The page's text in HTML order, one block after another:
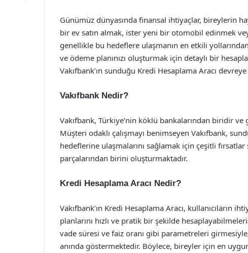
Günümüz dünyasında finansal ihtiyaçlar, bireylerin
bir ev satın almak, ister yeni bir otomobil edinmek
genellikle bu hedeflere ulaşmanın en etkili
ve ödeme planınızı oluşturmak için detaylı bir
Vakıfbank’ın sunduğu Kredi Hesaplama Aracı
Vakıfbank Nedir?
Vakıfbank, Türkiye’nin köklü bankalarından biridir
Müşteri odaklı çalışmayı benimseyen Vakıfbank,
hedeflerine ulaşmalarını sağlamak için çeşitli
parçalarından birini oluşturmaktadır.
Kredi Hesaplama Aracı Nedir?
Vakıfbank’ın Kredi Hesaplama Aracı, kullanıcıların
planlarını hızlı ve pratik bir şekilde
vade süresi ve faiz oranı gibi parametreleri
anında göstermektedir. Böylece, bireyler için en